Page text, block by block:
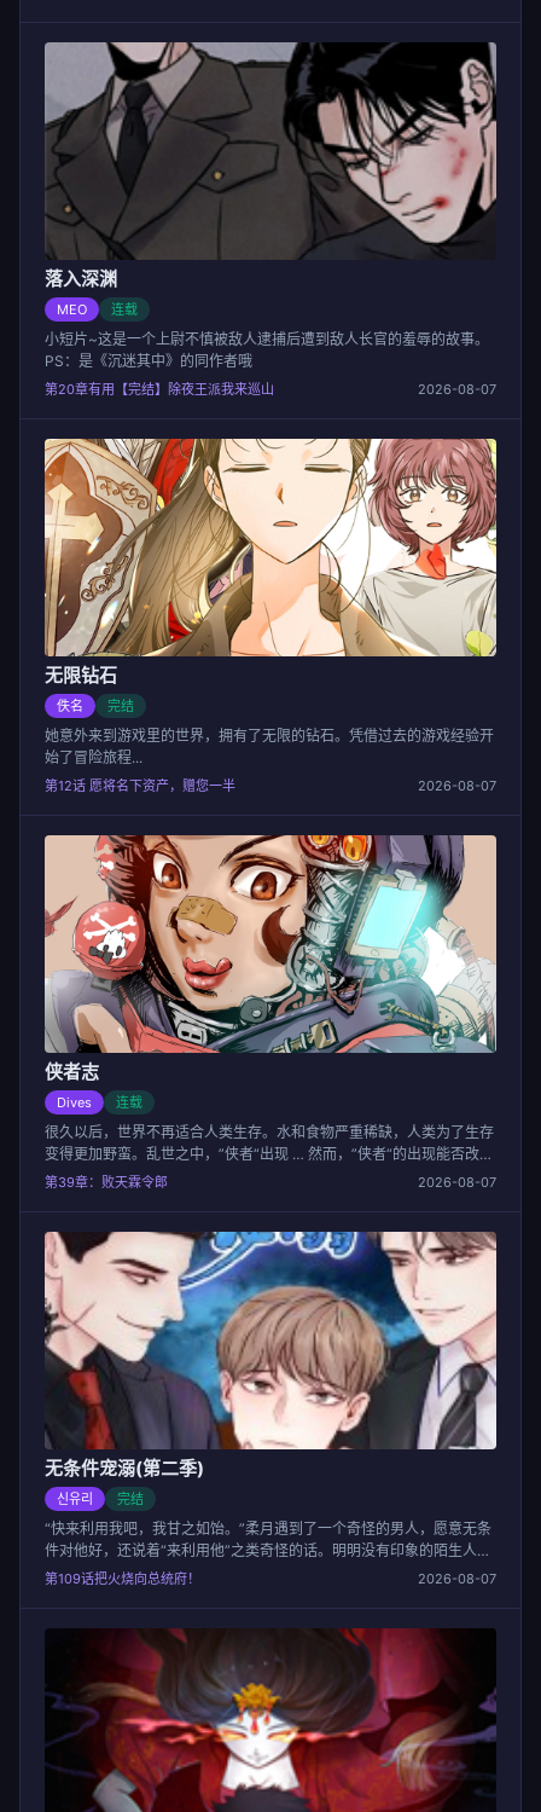
落入深渊
MEO 连载
小短片~这是一个上尉不慎被敌人逮捕后遭到敌人长官的羞辱的故事。
PS：是《沉迷其中》的同作者哦
第20章有用【完结】除夜王派我来巡山 2026-08-07
无限钻石
佚名 完结
她意外来到游戏里的世界，拥有了无限的钻石。凭借过去的游戏经验开
始了冒险旅程...
第12话 愿将名下资产，赠您一半 2026-08-07
侠者志
Dives 连载
很久以后，世界不再适合人类生存。水和食物严重稀缺，人类为了生存
变得更加野蛮。乱世之中，”侠者“出现 … 然而，”侠者“的出现能否改变
这个乱世呢？
第39章：败天霖令郎 2026-08-07
无条件宠溺(第二季)
신유리 完结
“快来利用我吧，我甘之如饴。”柔月遇到了一个奇怪的男人，愿意无条
件对他好，还说着“来利用他”之类奇怪的话。明明没有印象的陌生人，
为什么突然这么深情？他过去的人生里只有背叛、欺骗、控制与逃避，
第109话把火烧向总统府！ 2026-08-07